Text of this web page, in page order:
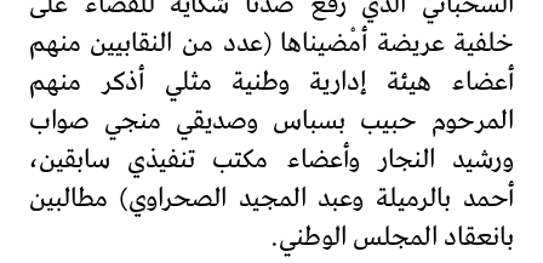
خلفية عريضة أمْضيناها (عدد من النقابيين منهم
أعضاء هيئة إدارية وطنية مثلي أذكر منهم
المرحوم حبيب بسباس وصديقي منجي صواب
ورشيد النجار وأعضاء مكتب تنفيذي سابقين،
أحمد بالرميلة وعبد المجيد الصحراوي) مطالبين
بانعقاد المجلس الوطني.